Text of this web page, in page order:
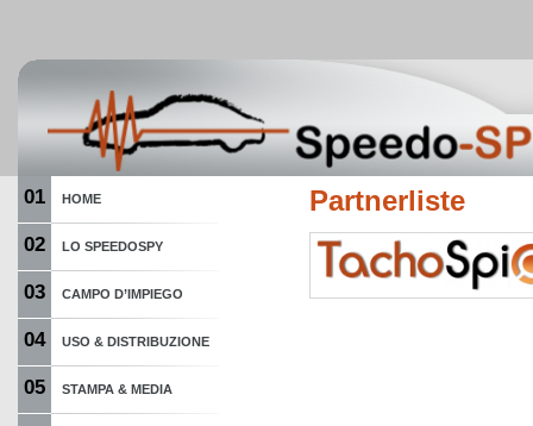
01 HOME
02 LO SPEEDOSPY
03 CAMPO D’IMPIEGO
04 USO & DISTRIBUZIONE
05 STAMPA & MEDIA
Partnerliste